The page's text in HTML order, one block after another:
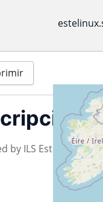
by ILS Este